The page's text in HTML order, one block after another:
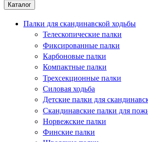
Каталог
Палки для скандинавской ходьбы
Телескопические палки
Фиксированные палки
Карбоновые палки
Компактные палки
Трехсекционные палки
Силовая ходьба
Детские палки для
Скандинавские палки для
Норвежские палки
Финские палки